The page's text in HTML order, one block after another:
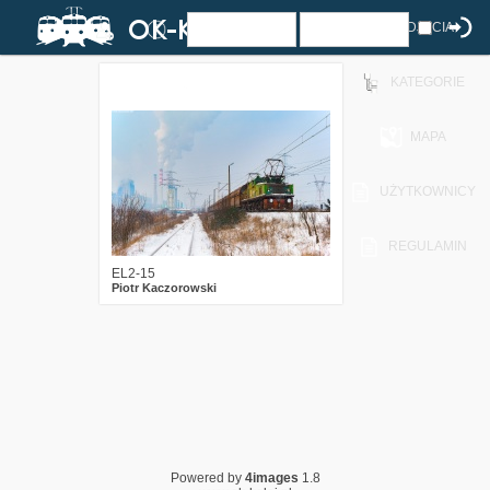
ZDJĘCIA
KATEGORIE
MAPA
UŻYTKOWNICY
REGULAMIN
EL2-15
Piotr Kaczorowski
Powered by 4images 1.8